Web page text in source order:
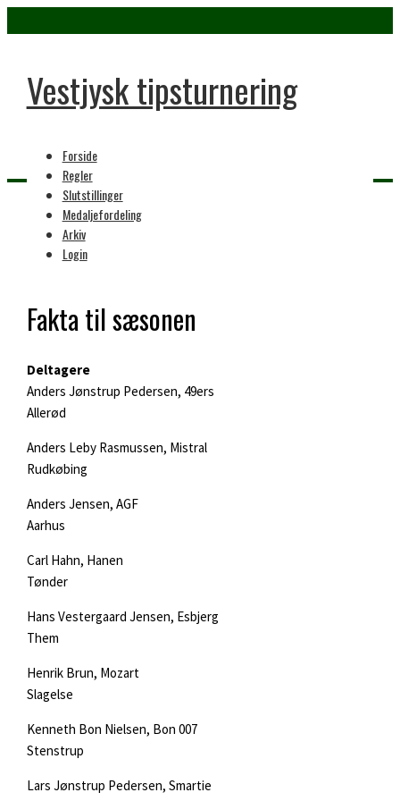
Vestjysk tipsturnering
Forside
Regler
Slutstillinger
Medaljefordeling
Arkiv
Login
Home
5. sæson
Fakta til sæsonen
Deltagere
Anders Jønstrup Pedersen, 49ers
Allerød
Anders Leby Rasmussen, Mistral
Rudkøbing
Anders Jensen, AGF
Aarhus
Carl Hahn, Hanen
Tønder
Hans Vestergaard Jensen, Esbjerg
Them
Henrik Brun, Mozart
Slagelse
Kenneth Bon Nielsen, Bon 007
Stenstrup
Lars Jønstrup Pedersen, Smartie